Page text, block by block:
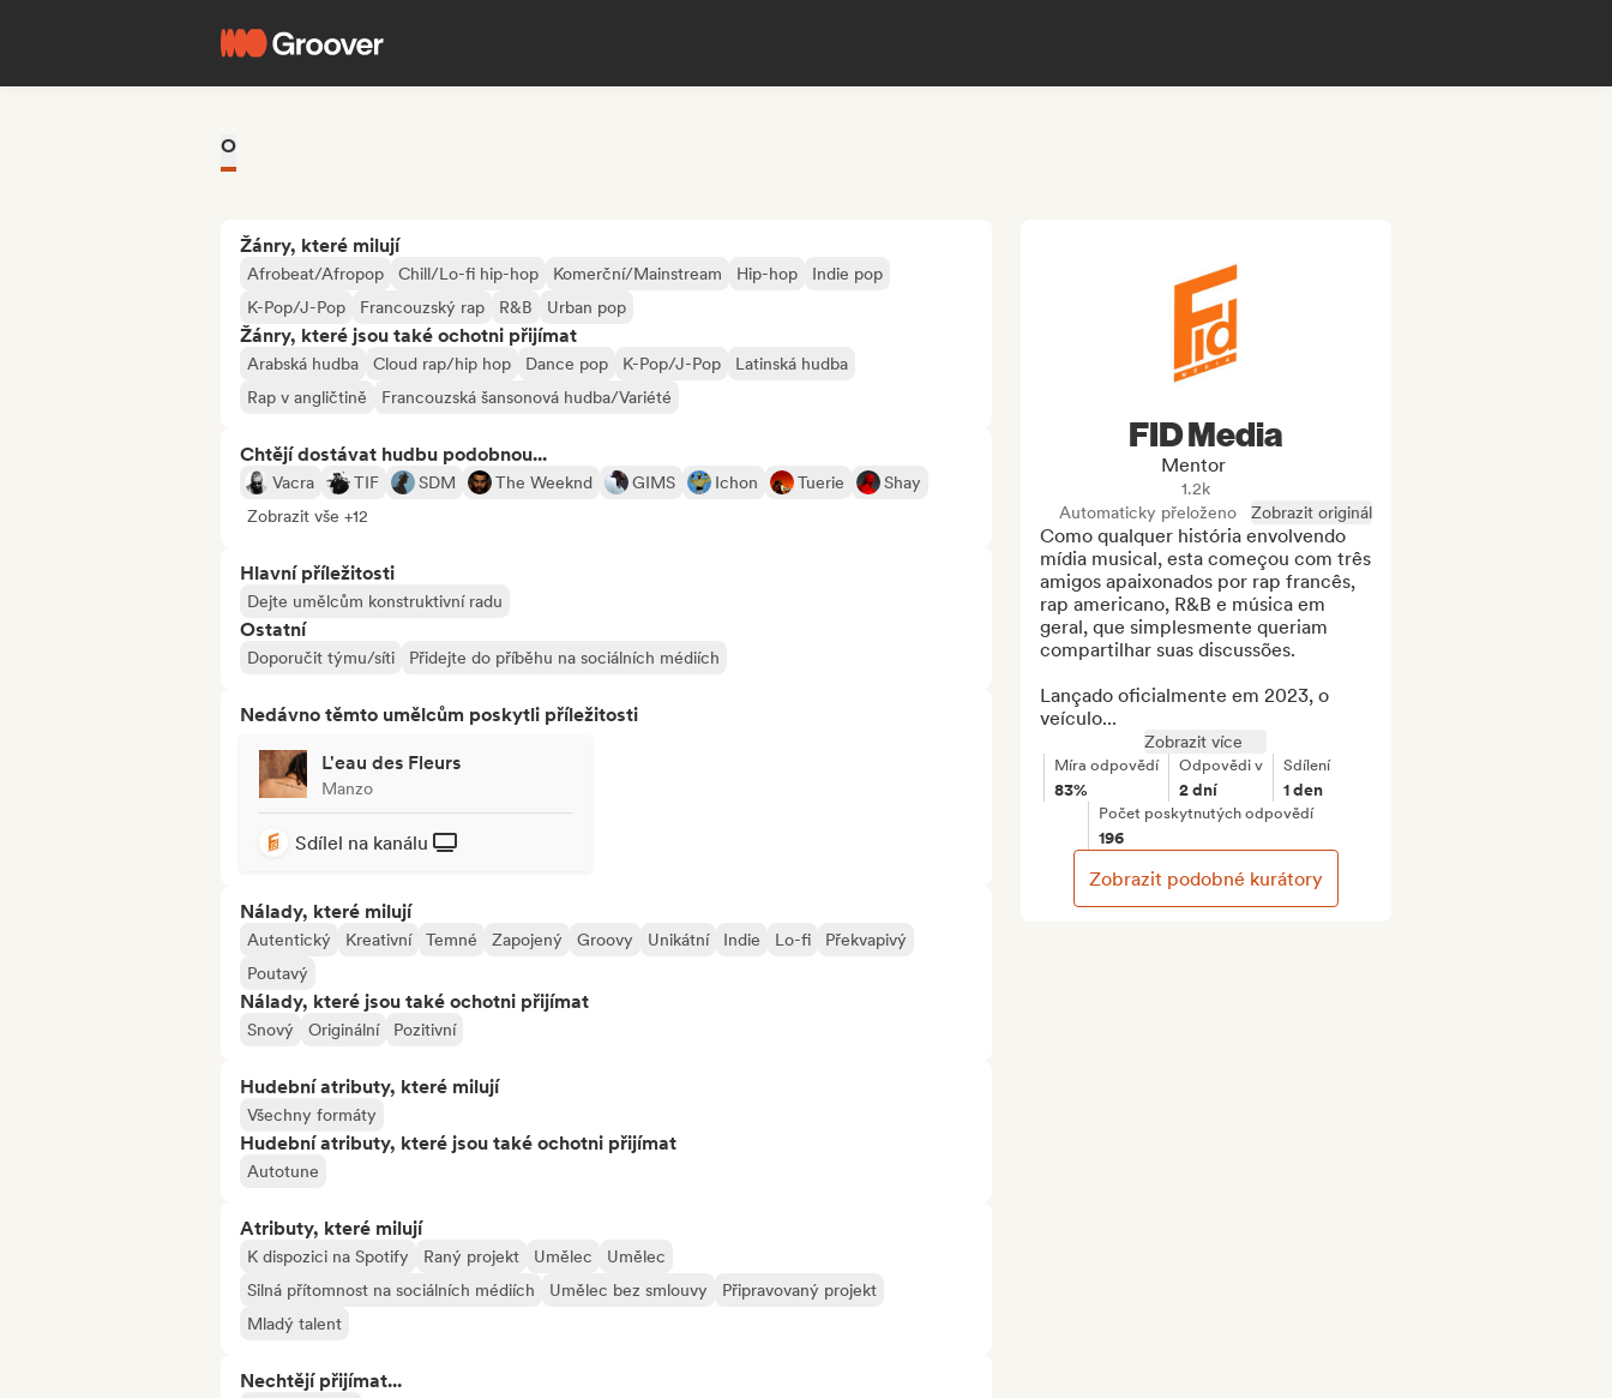
O
Žánry, které milují
Afrobeat/Afropop Chill/Lo-fi hip-hop Komerční/Mainstream Hip-hop
Indie pop
K-Pop/J-Pop
Francouzský rap R&B Urban pop
Žánry, které jsou také ochotni přijímat
Arabská hudba Cloud rap/hip hop Dance pop K-Pop/J-Pop
Latinská hudba
Rap v angličtině
Francouzská šansonová hudba/Variété
Chtějí dostávat hudbu podobnou...
Vacra TIF SDM The Weeknd GIMS Ichon Tuerie
Shay
Zobrazit vše +12
Hlavní příležitosti
Dejte umělcům konstruktivní radu
Ostatní
Doporučit týmu/síti Přidejte do příběhu na sociálních médiích
Nedávno těmto umělcům poskytli příležitosti
L'eau des Fleurs
Manzo
Sdílel na kanálu
Nálady, které milují
Autentický Kreativní Temné Zapojený Groovy Unikátní Indie Lo-fi
Překvapivý
Poutavý
Nálady, které jsou také ochotni přijímat
Snový Originální Pozitivní
Hudební atributy, které milují
Všechny formáty
Hudební atributy, které jsou také ochotni přijímat
Autotune
Atributy, které milují
K dispozici na Spotify Raný projekt Umělec
Umělec
Silná přítomnost na sociálních médiích
Umělec bez smlouvy
Připravovaný projekt
Mladý talent
Nechtějí přijímat...
FID Media
Mentor
1.2k
Automaticky přeloženo
Zobrazit originál
Como qualquer história envolvendo
mídia musical, esta começou com três
amigos apaixonados por rap francês,
rap americano, R&B e música em
geral, que simplesmente queriam
compartilhar suas discussões.
Lançado oficialmente em 2023, o
veículo...
Zobrazit více
Míra odpovědí
83%
Odpovědi v
2 dní
Sdílení
1 den
Počet poskytnutých odpovědí
196
Zobrazit podobné kurátory